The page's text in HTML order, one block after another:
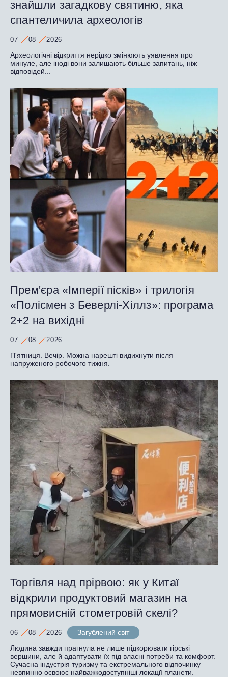
знайшли загадкову святиню, яка
спантеличила археологів
07 08 2026
Археологічні відкриття нерідко змінюють уявлення про
минуле, але іноді вони залишають більше запитань, ніж
відповідей...
Прем'єра «Імперії пісків» і трилогія
«Полісмен з Беверлі-Хіллз»: програма
2+2 на вихідні
07 08 2026
П'ятниця. Вечір. Можна нарешті видихнути після
напруженого робочого тижня.
Торгівля над прірвою: як у Китаї
відкрили продуктовий магазин на
прямовисній стометровій скелі?
06 08 2026
Загублений світ
Людина завжди прагнула не лише підкорювати гірські
вершини, але й адаптувати їх під власні потреби та комфорт.
Сучасна індустрія туризму та екстремального відпочинку
невпинно освоює найважкодоступніші локації планети.